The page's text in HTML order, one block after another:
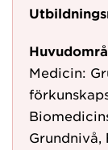
Medicin:
Grundnivå,